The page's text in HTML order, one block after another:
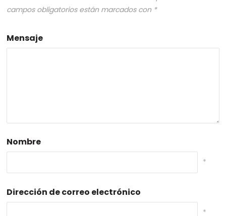
campos obligatorios están marcados con *
Mensaje
Nombre
*
Dirección de correo electrónico
*